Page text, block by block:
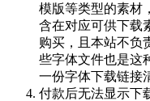
模版等类型的素材
含在对应可供下载
购买，且本站不负
些字体文件也是这
一份字体下载链接
付款后无法显示下